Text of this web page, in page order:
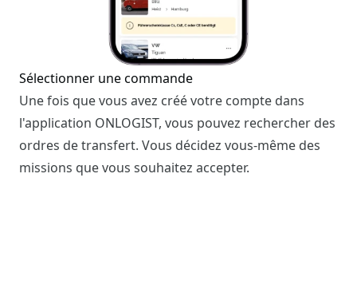
Sélectionner une commande
Une fois que vous avez créé votre compte dans
l'application ONLOGIST, vous pouvez rechercher des
ordres de transfert. Vous décidez vous-même des
missions que vous souhaitez accepter.